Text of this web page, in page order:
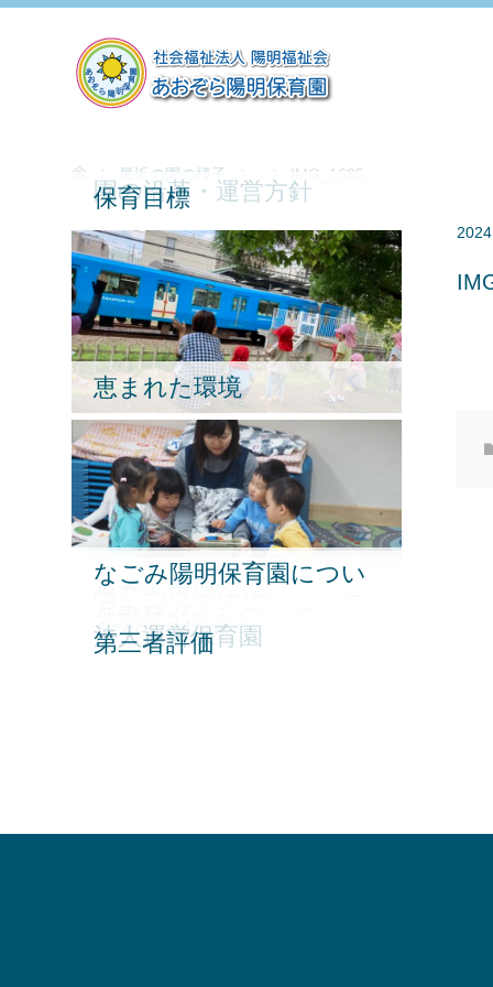
最近の園の様子 IMG_1685
園の沿革・運営方針
保育目標
恵まれた環境
保育園の一日
保育園行事
給食・食育について
なごみ陽明保育園につい
就職活動Q＆A
AccessMap
法人運営保育園
第三者評価